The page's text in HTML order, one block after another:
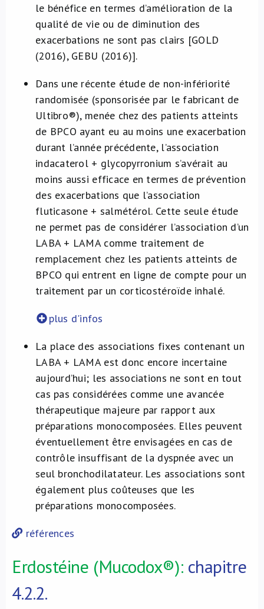
le bénéfice en termes d’amélioration de la
qualité de vie ou de diminution des
exacerbations ne sont pas clairs [GOLD
(2016), GEBU (2016)].
Dans une récente étude de non-infériorité
randomisée (sponsorisée par le fabricant de
Ultibro®), menée chez des patients atteints
de BPCO ayant eu au moins une exacerbation
durant l’année précédente, l’association
indacaterol + glycopyrronium s’avérait au
moins aussi efficace en termes de prévention
des exacerbations que l’association
fluticasone + salmétérol. Cette seule étude
ne permet pas de considérer l’association d’un
LABA + LAMA comme traitement de
remplacement chez les patients atteints de
BPCO qui entrent en ligne de compte pour un
traitement par un corticostéroïde inhalé.
plus d'infos
La place des associations fixes contenant un
LABA + LAMA est donc encore incertaine
aujourd’hui; les associations ne sont en tout
cas pas considérées comme une avancée
thérapeutique majeure par rapport aux
préparations monocomposées. Elles peuvent
éventuellement être envisagées en cas de
contrôle insuffisant de la dyspnée avec un
seul bronchodilatateur. Les associations sont
également plus coûteuses que les
préparations monocomposées.
références
Erdostéine (Mucodox®): chapitre
4.2.2.